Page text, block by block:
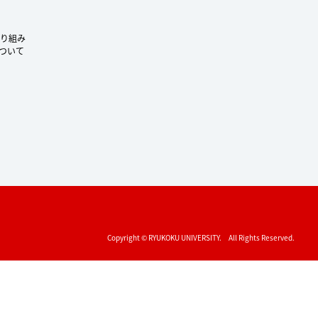
組み
いて
Copyright © RYUKOKU UNIVERSITY. All Rights Reserved.